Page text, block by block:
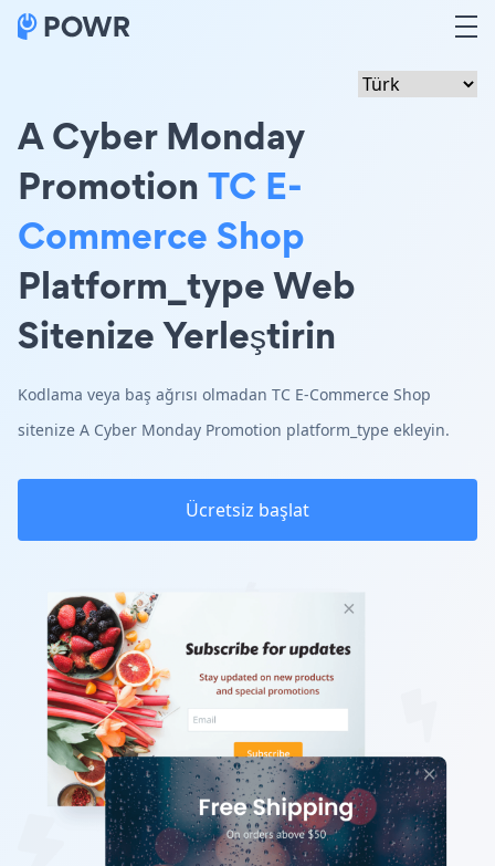
A Cyber Monday
PromotionTC E-
Commerce Shop
Platform_type Web
Sitenize Yerleştirin
Kodlama veya baş ağrısı olmadan TC E-Commerce Shop
sitenize A Cyber Monday Promotion platform_type ekleyin.
Ücretsiz başlat